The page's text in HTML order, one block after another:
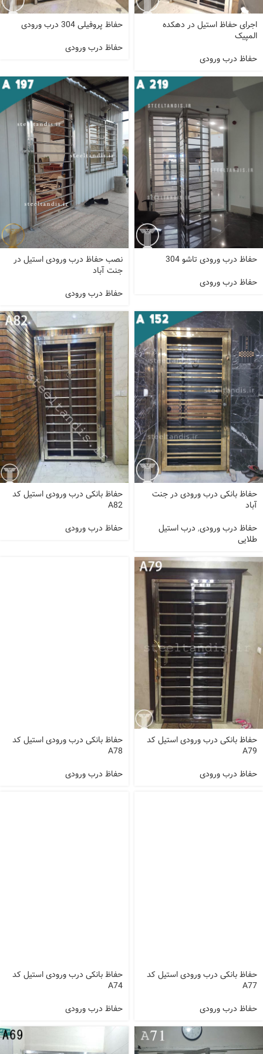
اجرای حفاظ استیل در دهکده
المپیک
حفاظ درب ورودی
حفاظ پروفیلی 304 درب ورودی
حفاظ درب ورودی
حفاظ درب ورودی تاشو 304
حفاظ درب ورودی
نصب حفاظ درب ورودی استیل در
جنت آباد
حفاظ درب ورودی
حفاظ بانکی درب ورودی در جنت
آباد
حفاظ درب ورودی, درب استیل
طلایی
حفاظ بانکی درب ورودی استیل کد
A82
حفاظ درب ورودی
حفاظ بانکی درب ورودی استیل کد
A79
حفاظ درب ورودی
حفاظ بانکی درب ورودی استیل کد
A78
حفاظ درب ورودی
حفاظ بانکی درب ورودی استیل کد
A77
حفاظ درب ورودی
حفاظ بانکی درب ورودی استیل کد
A74
حفاظ درب ورودی